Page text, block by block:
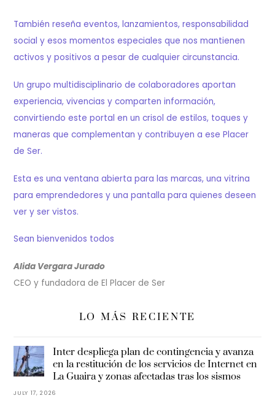
También reseña eventos, lanzamientos, responsabilidad
social y esos momentos especiales que nos mantienen
activos y positivos a pesar de cualquier circunstancia.
Un grupo multidisciplinario de colaboradores aportan
experiencia, vivencias y comparten información,
convirtiendo este portal en un crisol de estilos, toques y
maneras que complementan y contribuyen a ese Placer
de Ser.
Esta es una ventana abierta para las marcas, una vitrina
para emprendedores y una pantalla para quienes deseen
ver y ser vistos.
Sean bienvenidos todos
Alida Vergara Jurado
CEO y fundadora de El Placer de Ser
LO MÁS RECIENTE
Inter despliega plan de contingencia y avanza
en la restitución de los servicios de Internet en
La Guaira y zonas afectadas tras los sismos
JULY 17, 2026